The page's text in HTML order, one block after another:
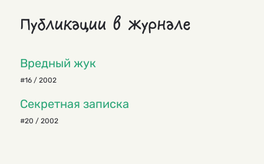
Публикации в журнале
Вредный жук
#16 / 2002
Секретная записка
#20 / 2002